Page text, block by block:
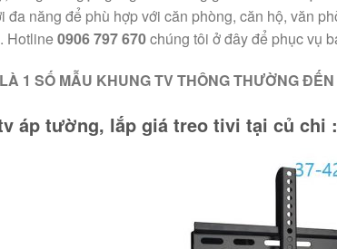
đa năng để phù hợp với căn phòng, căn hộ, văn
Hotline0906 797 670chúng tôi ở đây để phục vụ
1 SỐ MẪU KHUNG TV THÔNG THƯỜNG
áp tường, lắp giá treo tivi tại củ chi :